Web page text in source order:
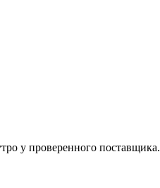
у проверенного поставщика.